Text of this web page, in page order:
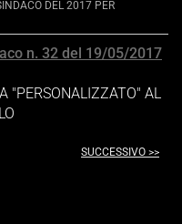
DEL 2017 PER
n. 32 del 19/05/2017
"PERSONALIZZATO" AL
SUCCESSIVO >>